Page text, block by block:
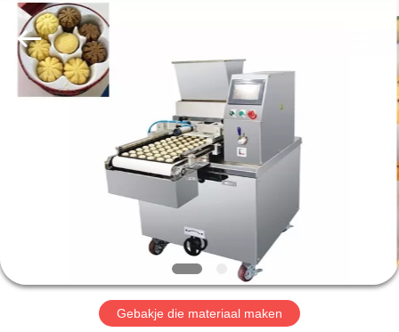
HUIS
PRODUCTEN
ONGEVEER
FABRIEKSREIS
Machinery
Rights
Reserved.
Gebakje die materiaal maken